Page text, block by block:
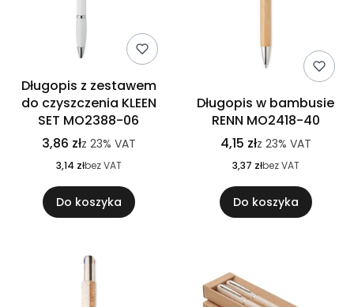
Długopis z zestawem
do czyszczenia KLEEN
SET MO2388-06
3,86 złz 23% VAT
3,14 złbez VAT
Do koszyka
Długopis w bambusie
RENN MO2418-40
4,15 złz 23% VAT
3,37 złbez VAT
Do koszyka